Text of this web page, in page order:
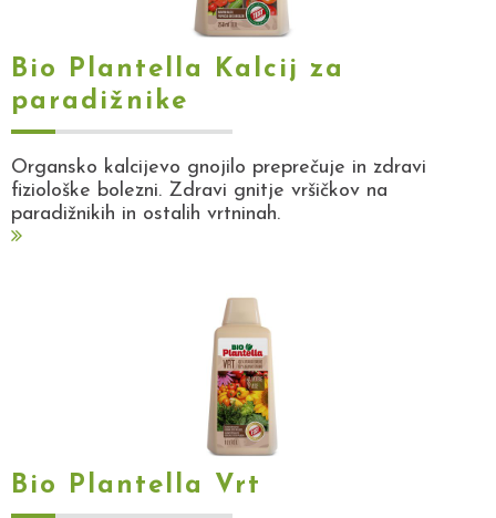
Bio Plantella Kalcij za
paradižnike
Organsko kalcijevo gnojilo preprečuje in zdravi
fiziološke bolezni. Zdravi gnitje vršičkov na
paradižnikih in ostalih vrtninah.
Bio Plantella Vrt